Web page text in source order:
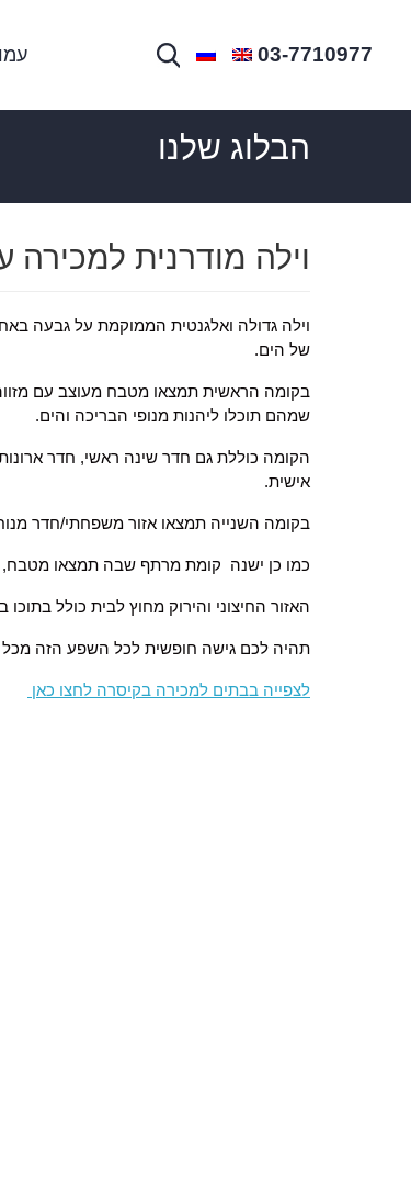
03-7710977
הבלוג שלנו
וילה מודרנית למכירה
וילה גדולה ואלגנטית הממוקמת על גבעה
של הים.
בקומה הראשית תמצאו מטבח מעוצב עם
שמהם תוכלו ליהנות מנופי הבריכה והים.
הקומה כוללת גם חדר שינה ראשי, חדר
אישית.
בקומה השנייה תמצאו אזור משפחתי/חדר מנוחה, 4 חדרי שינה, חדר עבודה, 3 חדרי שירותים ואזור
כמו כן ישנה קומת מרתף שבה תמצאו מטבח,
האזור החיצוני והירוק מחוץ לבית כולל בתוכו בריכה גדולה, ג’קוזי
תהיה לכם גישה חופשית לכל השפע הזה מכל
לצפייה בבתים למכירה בקיסרה לחצו כאן